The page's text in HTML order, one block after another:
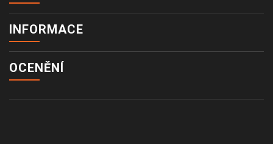
INFORMACE
OCENĚNÍ